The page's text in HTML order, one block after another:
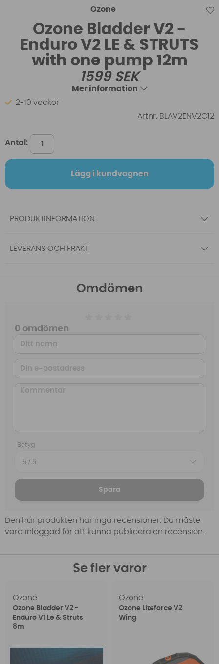
Ozone
Ozone Bladder V2 -
Enduro V2 LE & STRUTS
with one pump 12m
1599SEK
Mer information
2-10 veckor
Artnr: BLAV2ENV2C12
Antal:
Lägg i kundvagnen
PRODUKTINFORMATION
LEVERANS OCH FRAKT
Omdömen
0 omdömen
Betyg
Spara
Den här produkten har inga recensioner. Du måste
vara inloggad för att kunna publicera en recension.
Se fler varor
Ozone
Ozone Bladder V2 -
Enduro V1 Le & Struts
8m
Ozone
Ozone Liteforce V2
Wing